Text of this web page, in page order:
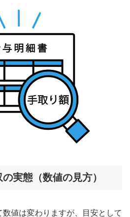
実態（数値の見方）
値は変わりますが、目安として